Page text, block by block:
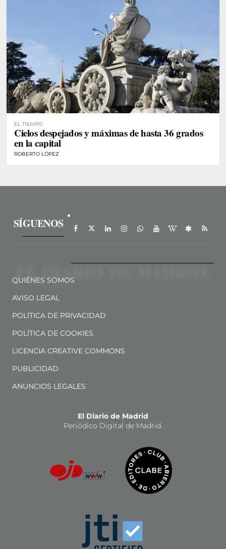
EL TIEMPO
Cielos despejados y máximas de hasta 36 grados
en la capital
ROBERTO LÓPEZ
SÍGUENOS
QUIÉNES SOMOS
AVISO LEGAL
POLÍTICA DE PRIVACIDAD
POLÍTICA DE COOKIES
LICENCIA CREATIVE COMMONS
PUBLICIDAD
ANUNCIOS LEGALES
El Diario de Madrid
Periódico Digital de Madrid.